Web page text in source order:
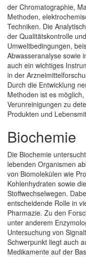
der Chromatographie,
Methoden,
Techniken. Die
der Qualitätskontrolle
Umweltbedingungen,
Abwasseranalyse sowie
auch ein wichtiges
in der
Durch die Entwicklung
Methoden ist es
Verunreinigungen zu
Produkten und
Biochemie
Die Biochemie
lebenden Organismen
von Biomolekülen wie
Kohlenhydraten sowie
Stoffwechselwegen.
entscheidende Rolle in
Pharmazie. Zu den
unter anderem
Untersuchung von
Schwerpunkt liegt auch
Medikamente auf der